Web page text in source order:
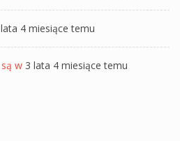
4 miesiące temu
w 3 lata 4 miesiące temu